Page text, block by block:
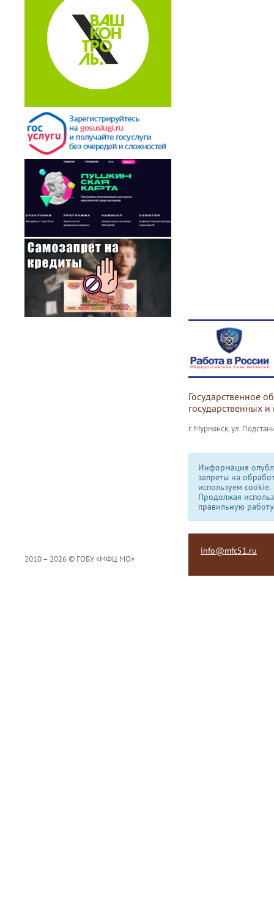
Государственное
государственных
г. Мурманск, ул.
Информация
запреты на
используем сookie.
Продолжая
правильную
2010 – 2026 © ГОБУ «МФЦ МО»
info@mfc51.ru